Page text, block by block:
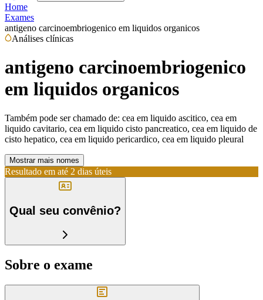
Home
Exames
antigeno carcinoembriogenico em liquidos organicos
Análises clínicas
antigeno carcinoembriogenico
em liquidos organicos
Também pode ser chamado de: cea em liquido ascitico, cea em
liquido cavitario, cea em liquido cisto pancreatico, cea em liquido de
cisto hepatico, cea em liquido pericardico, cea em liquido pleural
Mostrar mais nomes
Resultado em até 2 dias úteis
Qual seu convênio?
Sobre o exame